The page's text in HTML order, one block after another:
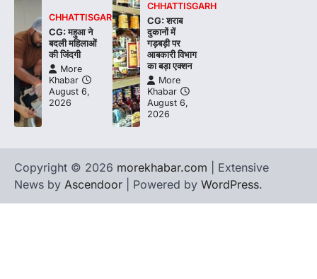
CHHATTISGARH
CG: महुआ ने
बदली महिलाओं
की जिंदगी
More
Khabar
August 6,
2026
CHHATTISGARH
CG: शराब
दुकानों में
गड़बड़ी पर
आबकारी विभाग
का बड़ा एक्शन
More
Khabar
August 6,
2026
Copyright © 2026 morekhabar.com | Extensive
News by Ascendoor | Powered by WordPress.